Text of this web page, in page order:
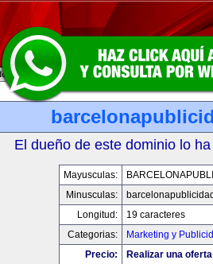
El dueño de este dominio lo
Mayusculas:
Minusculas:
Longitud:
19 caracteres
Categorias:
Marketing y
Precio:
Realizar una